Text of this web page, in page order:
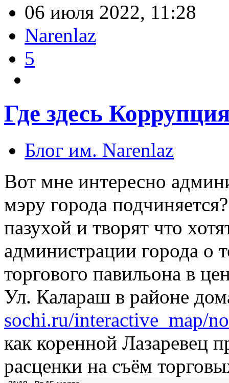
06 июля 2022, 11:28
Narenlaz
5
Где здесь
Блог им. Narenlaz
Вот мне интересно
мэру города
пазухой и творят что
администрации города о
торгового павильона в
Ул. Калараш в районе
sochi.ru/interactive_map/
как коренной Лазаревец
расценки на съём